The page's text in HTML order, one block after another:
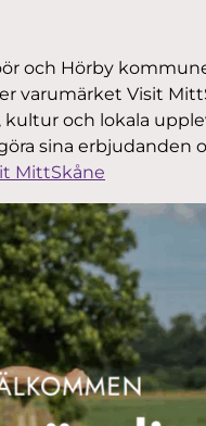
och Hörby
varumärket Visit
och lokala
sina erbjudanden
MittSkåne